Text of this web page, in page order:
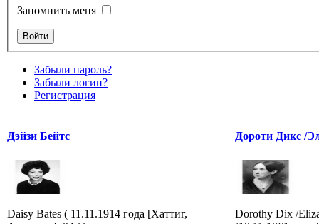
Запомнить меня
Забыли пароль?
Забыли логин?
Регистрация
Дэйзи Бейтс
Daisy Bates ( 11.11.1914 года [Хаттиг,
Дороти Дикс /
Dorothy Dix /